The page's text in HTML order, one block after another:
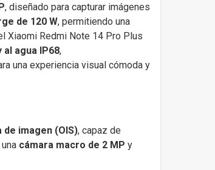
, diseñado para capturar imágenes
de 120 W, permitiendo una
Xiaomi Redmi Note 14 Pro Plus
agua IP68,
una experiencia visual cómoda y
imagen (OIS), capaz de
una cámara macro de 2 MP y